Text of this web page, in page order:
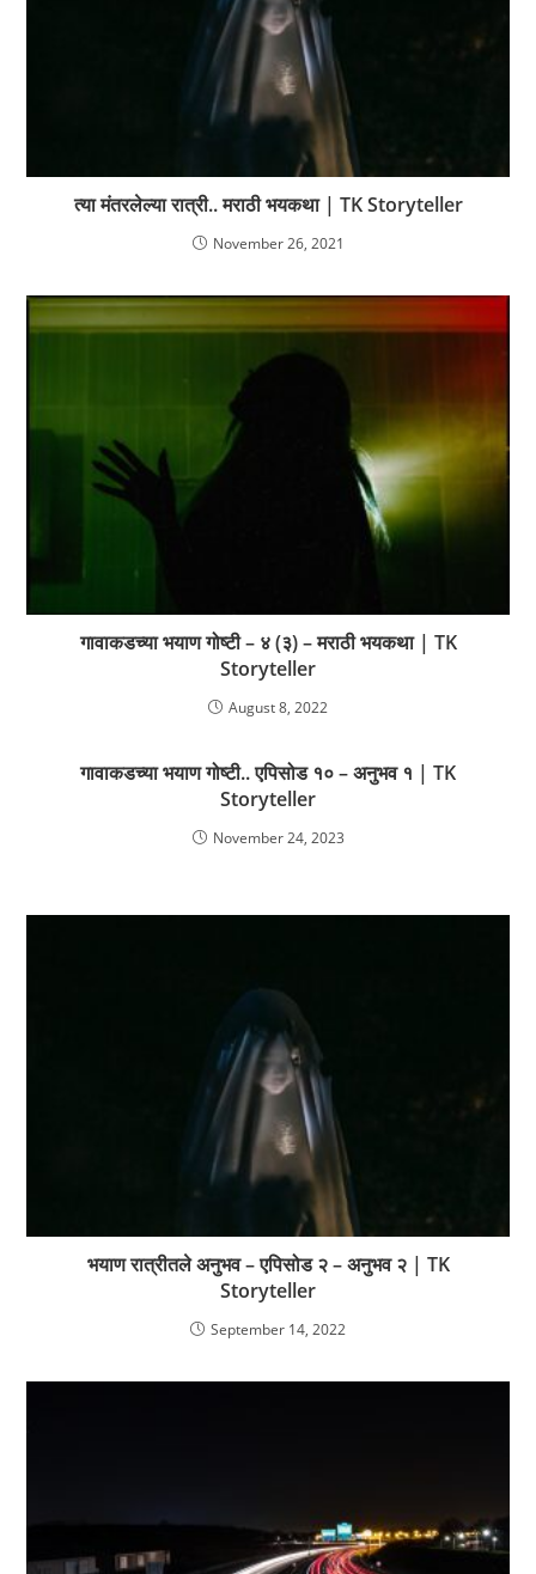
त्या मंतरलेल्या रात्री.. मराठी भयकथा | TK Storyteller
November 26, 2021
गावाकडच्या भयाण गोष्टी – ४ (३) – मराठी भयकथा | TK
Storyteller
August 8, 2022
गावाकडच्या भयाण गोष्टी.. एपिसोड १० – अनुभव १ | TK
Storyteller
November 24, 2023
भयाण रात्रीतले अनुभव – एपिसोड २ – अनुभव २ | TK
Storyteller
September 14, 2022